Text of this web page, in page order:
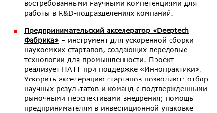
востребованными научными компетенциями для
работы в R&D-подразделениях компаний.
Предпринимательский акселератор «Deeptech
Фабрика» – инструмент для ускоренной сборки
наукоемких стартапов, создающих передовые
технологии для промышленности. Проект
реализует НАТТ при поддержке «Иннопрактики».
Ускорить акселерацию стартапов позволяют: отбор
научных результатов и команд с подтвержденными
рыночными перспективами внедрения; помощь
предпринимателям в инвестиционной упаковке